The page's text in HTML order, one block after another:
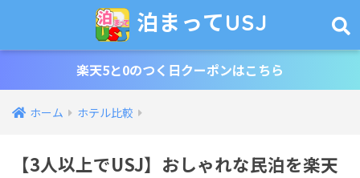
泊まってUSJ
楽天5と0のつく日クーポンはこちら
ホーム ホテル比較
【3人以上でUSJ】おしゃれな民泊を楽天